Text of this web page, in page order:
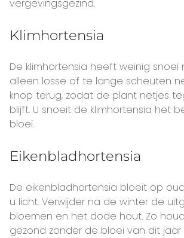
vergevingsgezind.
Klimhortensia
De klimhortensia heeft weinig snoei
alleen losse of te lange scheuten
knop terug, zodat de plant netjes
blijft. U snoeit de klimhortensia het
bloei.
Eikenbladhortensia
De eikenbladhortensia bloeit op
u licht. Verwijder na de winter de
bloemen en het dode hout. Zo
gezond zonder de bloei van dit jaar